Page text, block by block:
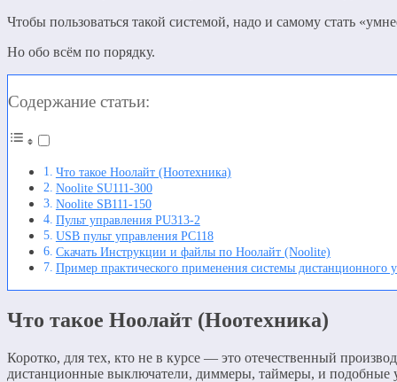
Чтобы пользоваться такой системой, надо и самому стать
Но обо всём по порядку.
Содержание статьи:
Что такое Ноолайт (Ноотехника)
Noolite SU111-300
Noolite SB111-150
Пульт управления PU313-2
USB пульт управления PC118
Скачать Инструкции и файлы по Ноолайт (Noolite)
Пример практического применения системы дистанционного
Что такое Ноолайт (Ноотехника)
Коротко, для тех, кто не в курсе — это отечественный
дистанционные выключатели, диммеры, таймеры, и подобные